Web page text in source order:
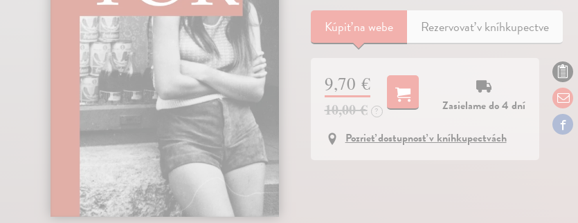
Kúpiťna webe Rezervovať v kníhkupectve
9,70 €
10,00 € ?
Zasielame do 4 dní
Pozrieť dostupnosť v kníhkupectvách